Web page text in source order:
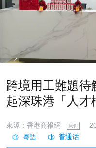
跨境用工難題待
起深珠港「人才
來源：香港商報網 原創